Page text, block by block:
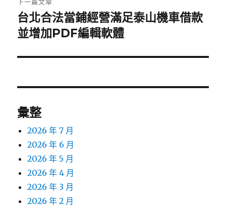
下
一
文
台北合法當鋪經營滿足泰山機車借款
並增加PDF編輯軟體
彙整
2026 年 7 月
2026 年 6 月
2026 年 5 月
2026 年 4 月
2026 年 3 月
2026 年 2 月